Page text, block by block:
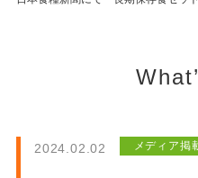
2024.02.02 メディア掲